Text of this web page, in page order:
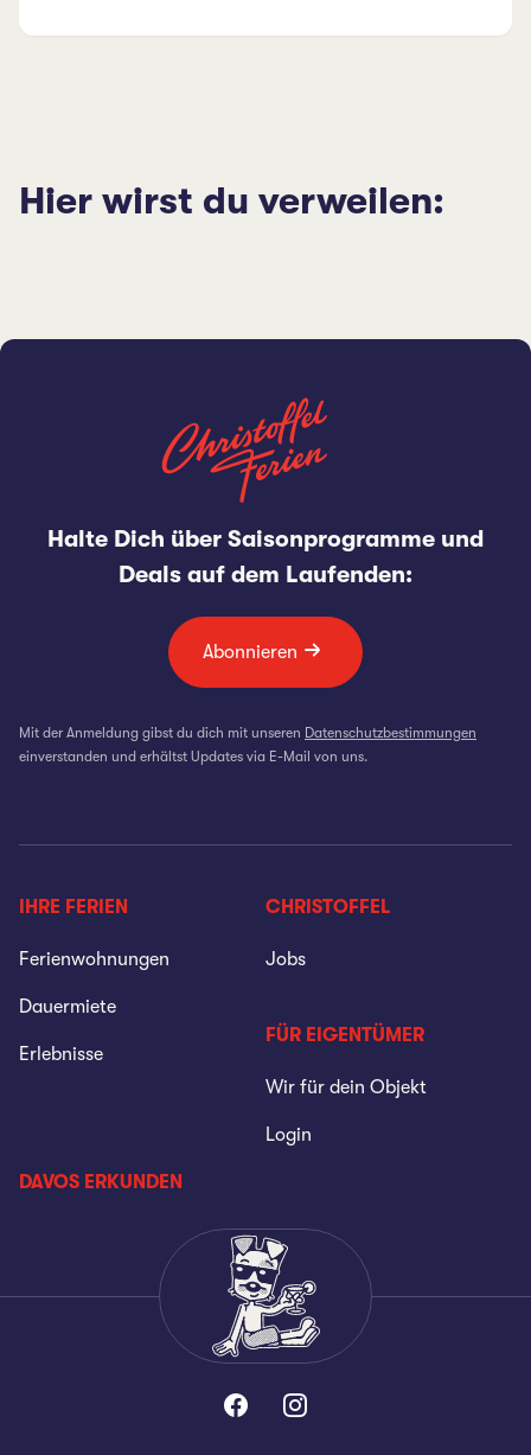
Hier wirst du verweilen:
Halte Dich über Saisonprogramme und
Deals auf dem Laufenden:
Abonnieren
Mit der Anmeldung gibst du dich mit unseren Datenschutzbestimmungen
einverstanden und erhältst Updates via E-Mail von uns.
IHRE FERIEN
Ferienwohnungen
Dauermiete
Erlebnisse
CHRISTOFFEL
Jobs
FÜR EIGENTÜMER
Wir für dein Objekt
Login
DAVOS ERKUNDEN